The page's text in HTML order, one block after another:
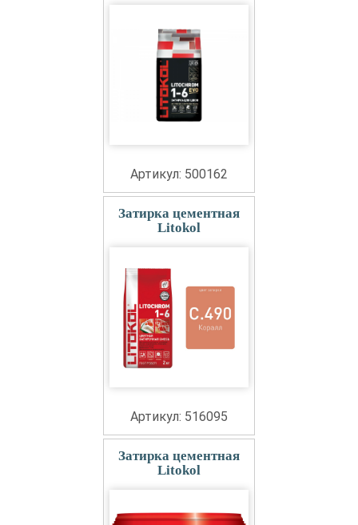
Артикул: 500162
Затирка цементная
Litokol
Артикул: 516095
Затирка цементная
Litokol